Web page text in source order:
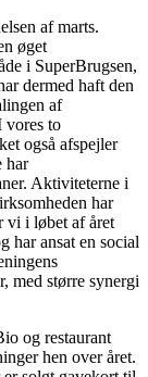
af marts.
øget
i SuperBrugsen,
dermed haft den
af
vores to
også afspejler
har
Aktiviteterne i
har
vi i løbet af året
har ansat en social
med større synergi
og restaurant
hen over året.